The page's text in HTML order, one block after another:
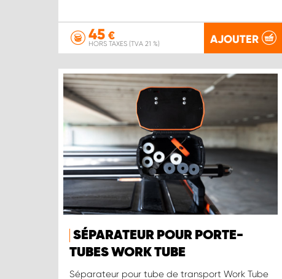
45 €
HORS TAXES (TVA 21 %) AJOUTER
SÉPARATEUR POUR PORTE-
TUBES WORK TUBE
Séparateur pour tube de transport Work Tube